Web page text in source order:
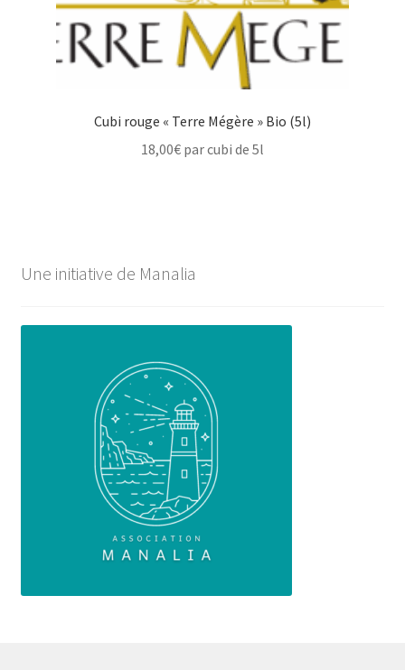
Cubi rouge « Terre Mégère » Bio (5l)
18,00€ par cubi de 5l
Une initiative de Manalia